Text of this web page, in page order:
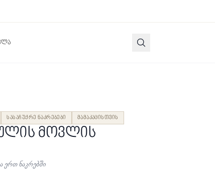
სასაჩუქრე ნაკრებები მამაკაცისთვის
მოვლის
ერთ ნაკრებში